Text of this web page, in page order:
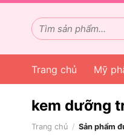
Chuyển
dung
Tìm
kiếm:
Trang chủ Mỹ
kem dưỡng
Trang chủ / Sản phẩm